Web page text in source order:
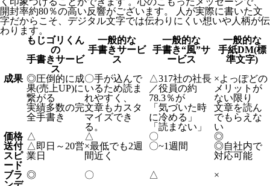
開封率約80％の高い反響がございます。 人が実際に書いた文
字だからこそ、デジタル文字では伝わりにくい想いや人柄が伝
わります。
もじゴリくん
の
手書きサービ
ス
一般的な
手書きサービ
ス
一般的な
手書き“風”サ
ービス
一般的な
手紙DM(標
準文字)
成果 ◎圧倒的に成
果(売上UP)に
繋がる
実績多数の完
全手書き
〇手が込んで
いるため読ま
れやすく、
文章もカスタ
マイズでき
る。
△317社の社長
／役員の約
78.3％が
「気づいた時
に冷める」
「読まない」
×よっぽどの
メリットが
ない限り
文章を読ん
でもらえな
い
価格 △ △ 〇
◎
送付
スピ
ード
△ 即日～20営
業日
×最低でも2週
間近く
〇~1週間 ◎自社内で
対応可能
ブラ ◎ 〇 △ ×